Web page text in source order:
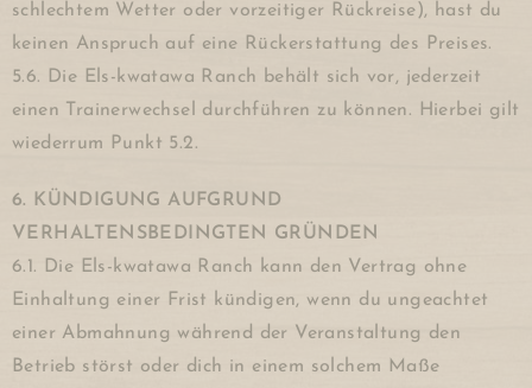
schlechtem Wetter oder vorzeitiger Rückreise), hast du
keinen Anspruch auf eine Rückerstattung des Preises.
5.6. Die Els-kwatawa Ranch behält sich vor, jederzeit
einen Trainerwechsel durchführen zu können. Hierbei gilt
wiederrum Punkt 5.2.
6. KÜNDIGUNG AUFGRUND
VERHALTENSBEDINGTEN GRÜNDEN
6.1. Die Els-kwatawa Ranch kann den Vertrag ohne
Einhaltung einer Frist kündigen, wenn du ungeachtet
einer Abmahnung während der Veranstaltung den
Betrieb störst oder dich in einem solchem Maße